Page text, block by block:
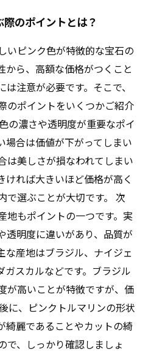
のポイントとは？
いピンク色が特徴的な宝石の
から、高額な価格がつくこと
注意が必要です。そこで、
のポイントをいくつかご紹介
の濃さや透明度が重要なポイ
場合は価値が下がってしまい
は美しさが損なわれてしまい
ければ大きいほど価格が高く
で選ぶことが大切です。 次
地もポイントの一つです。実
透明度に違いがあり、品質が
な産地はブラジル、ナイジェ
ガスカルなどです。ブラジル
が高いことが特徴ですが、価
に、ピンクトルマリンの形状
綺麗であることやカットの綺
で、しっかり確認しましょ